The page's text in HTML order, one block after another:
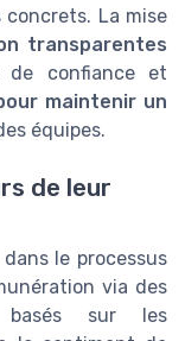
La mise
transparentes
confiance et
maintenir un
équipes.
de leur
le processus
via des
basés sur les